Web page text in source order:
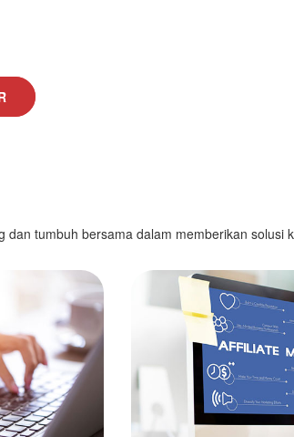
tumbuh bersama dalam memberikan solusi